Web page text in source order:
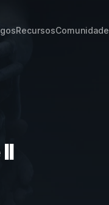
RecursosComunidade